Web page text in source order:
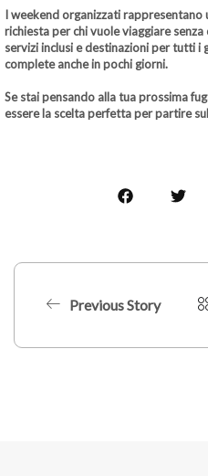
I weekend organizzati rappresentano
richiesta per chi vuole viaggiare
servizi inclusi e destinazioni per tutti i
complete anche in pochi giorni.
Se stai pensando alla tua prossima
essere la scelta perfetta per partire
Previous Story